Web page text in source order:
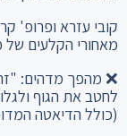
קובי עזרא ופרופ'
מאחורי הקלעים של
❌ מהפך מדהים:
(כולל הדיאטה